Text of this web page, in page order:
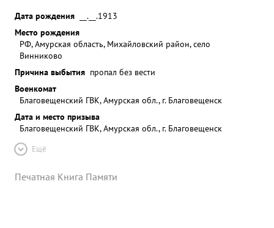
Дата рождения
__.__.1913
Место рождения
РФ, Амурская область, Михайловский район, село
Винниково
Причина выбытия пропал без вести
Военкомат
Благовещенский ГВК, Амурская обл., г. Благовещенск
Дата и место призыва
Благовещенский ГВК, Амурская обл., г. Благовещенск
Ещё
Печатная Книга Памяти